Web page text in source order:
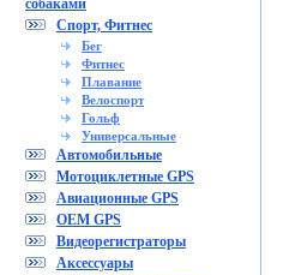
собаками
Спорт, Фитнес
Бег
Фитнес
Плавание
Велоспорт
Гольф
Универсальные
Автомобильные
Мотоциклетные GPS
Авиационные GPS
OEM GPS
Видеорегистраторы
Аксессуары